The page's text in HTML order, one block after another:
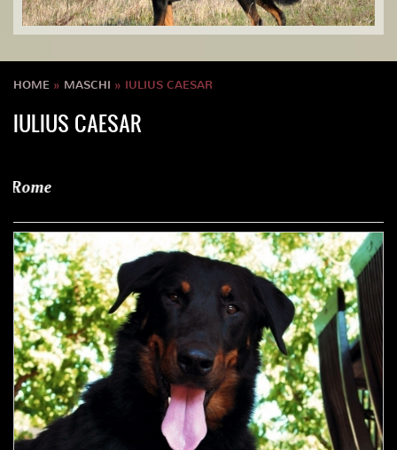
HOME » MASCHI » IULIUS CAESAR
IULIUS CAESAR